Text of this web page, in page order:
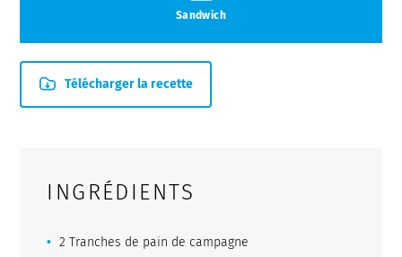
Sandwich
Télécharger la recette
INGRÉDIENTS
2 Tranches de pain de campagne